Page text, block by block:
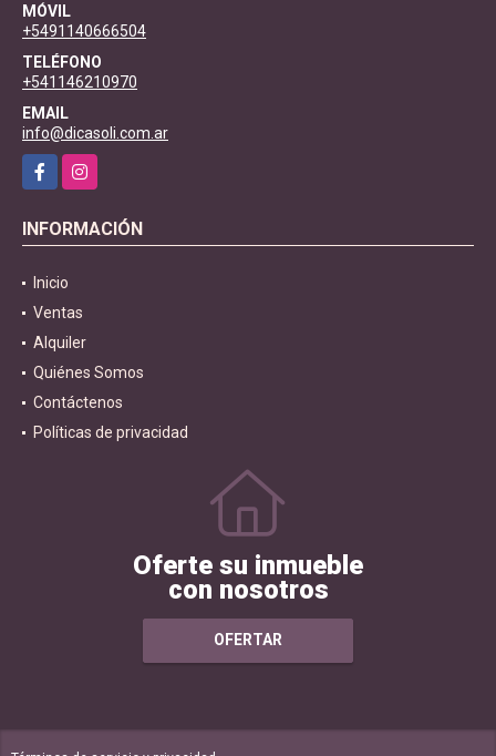
MÓVIL
+5491140666504
TELÉFONO
+541146210970
EMAIL
info@dicasoli.com.ar
FacebookInstagram
INFORMACIÓN
Inicio
Ventas
Alquiler
Quiénes Somos
Contáctenos
Políticas de privacidad
Oferte su inmueble
con nosotros
OFERTAR